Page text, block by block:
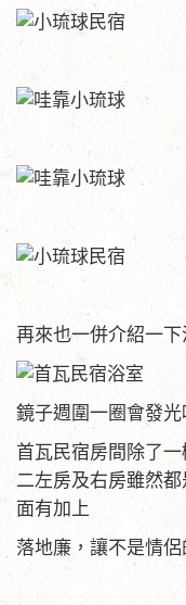
再來也一併介紹一下
鏡子週圍一圈會發
首瓦民宿房間除了
二左房及右房雖然
面有加上
落地廉，讓不是情